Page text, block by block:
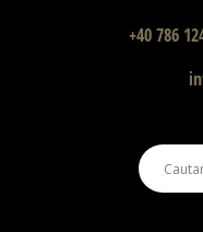
+40 786